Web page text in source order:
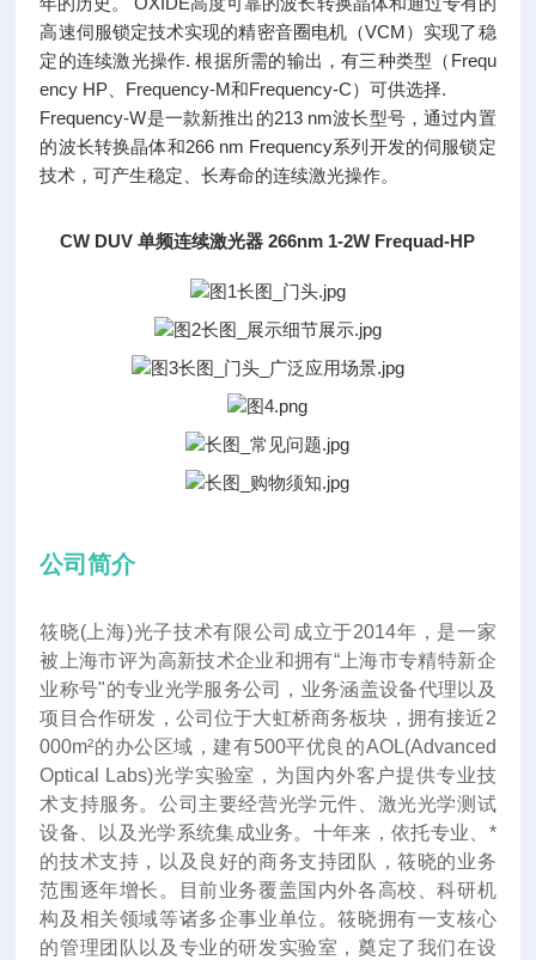
高速伺服锁定技术实现的精密音圈电机（VCM）实现了稳
定的连续激光操作. 根据所需的输出，有三种类型（Frequ
ency HP、Frequency-M和Frequency-C）可供选择.
Frequency-W是一款新推出的213 nm波长型号，通过内置
的波长转换晶体和266 nm Frequency系列开发的伺服锁定
技术，可产生稳定、长寿命的连续激光操作。
CW DUV 单频连续激光器 266nm 1-2W Frequad-HP
公司简介
筱晓(上海)光子技术有限公司成立于2014年 ， 是一家
被上海市评为高新技术企业和拥有“上海市专精特新企
业称号"的专业光学服务公司，业务涵盖设备代理以及
项目合作研发，公司位于大虹桥商务板块，拥有接近2
000m²的办公区域，建有500平优良的AOL(Advanced
Optical Labs)光学实验室，为国内外客户提供专业技
术支持服务。公司主要经营光学元件、激光光学测试
设备、以及光学系统集成业务。十年来 ，依托专业、*
的技术支持，以及良好的商务支持团队，筱晓的业务
范围逐年增长。目前业务覆盖国内外各高校、科研机
构及相关领域等诸多企事业单位。筱晓拥有一支核心
的管理团队以及专业的研发实验室，奠定了我们在设